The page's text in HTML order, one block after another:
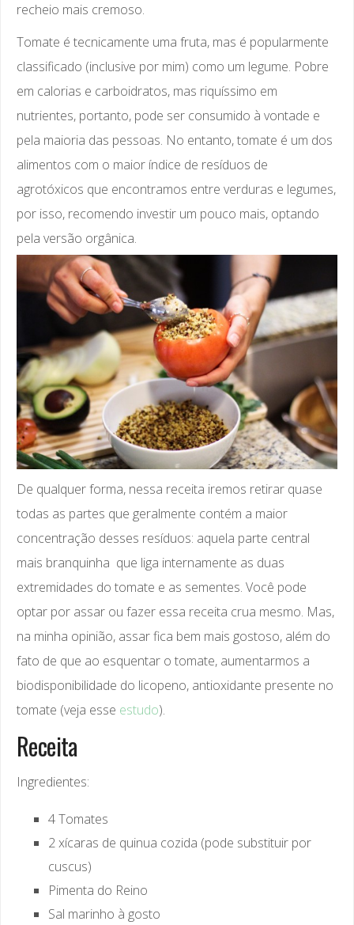
recheio mais cremoso.
Tomate é tecnicamente uma fruta, mas é popularmente
classificado (inclusive por mim) como um legume. Pobre
em calorias e carboidratos, mas riquíssimo em
nutrientes, portanto, pode ser consumido à vontade e
pela maioria das pessoas. No entanto, tomate é um dos
alimentos com o maior índice de resíduos de
agrotóxicos que encontramos entre verduras e legumes,
por isso, recomendo investir um pouco mais, optando
pela versão orgânica.
De qualquer forma, nessa receita iremos retirar quase
todas as partes que geralmente contém a maior
concentração desses resíduos: aquela parte central
mais branquinha que liga internamente as duas
extremidades do tomate e as sementes. Você pode
optar por assar ou fazer essa receita crua mesmo. Mas,
na minha opinião, assar fica bem mais gostoso, além do
fato de que ao esquentar o tomate, aumentarmos a
biodisponibilidade do licopeno, antioxidante presente no
tomate (veja esse estudo).
Receita
Ingredientes:
4 Tomates
2 xícaras de quinua cozida (pode substituir por
cuscus)
Pimenta do Reino
Sal marinho à gosto